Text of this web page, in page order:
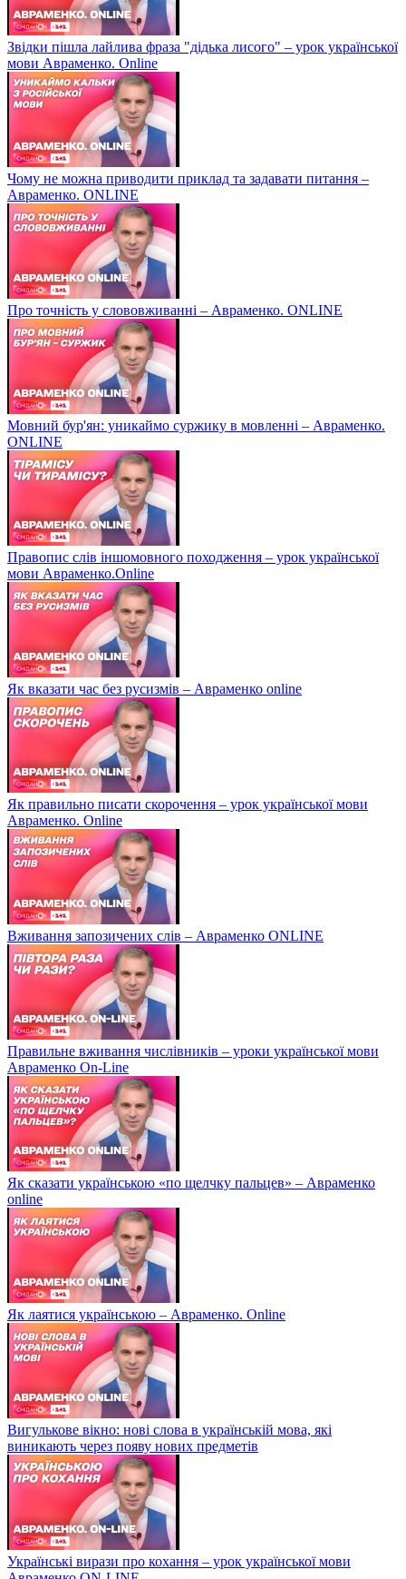
Звідки пішла лайлива фраза "дідька лисого" – урок української
мови Авраменко. Online
Чому не можна приводити приклад та задавати питання –
Авраменко. ONLINE
Про точність у слововживанні – Авраменко. ONLINE
Мовний бур'ян: уникаймо суржику в мовленні – Авраменко.
ONLINE
Правопис слів іншомовного походження – урок української
мови Авраменко.Online
Як вказати час без русизмів – Авраменко online
Як правильно писати скорочення – урок української мови
Авраменко. Online
Вживання запозичених слів – Авраменко ONLINE
Правильне вживання числівників – уроки української мови
Авраменко On-Line
Як сказати українською «по щелчку пальцев» – Авраменко
online
Як лаятися українською – Авраменко. Online
Вигулькове вікно: нові слова в українській мова, які
виникають через появу нових предметів
Українські вирази про кохання – урок української мови